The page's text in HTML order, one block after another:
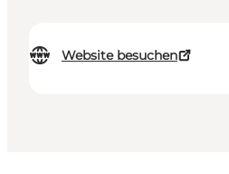
Website besuchen